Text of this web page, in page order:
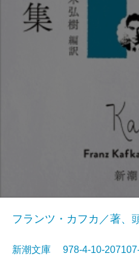
フランツ・カフカ／著、
新潮文庫 978-4-10-